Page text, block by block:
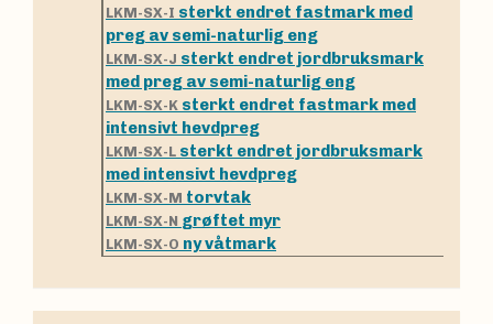
LKM-SX-I sterkt endret fastmark med
preg av semi-naturlig eng
LKM-SX-J sterkt endret jordbruksmark
med preg av semi-naturlig eng
LKM-SX-K sterkt endret fastmark med
intensivt hevdpreg
LKM-SX-L sterkt endret jordbruksmark
med intensivt hevdpreg
LKM-SX-M torvtak
LKM-SX-N grøftet myr
LKM-SX-O ny våtmark